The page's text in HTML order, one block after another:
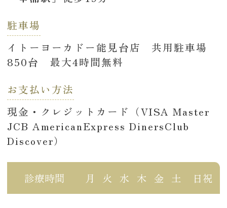
駐車場
イトーヨーカドー能見台店 共用駐車場
850台 最大4時間無料
お支払い方法
現金・クレジットカード（VISA Master
JCB AmericanExpress DinersClub
Discover）
診療時間 月 火 水 木 金 土 日祝